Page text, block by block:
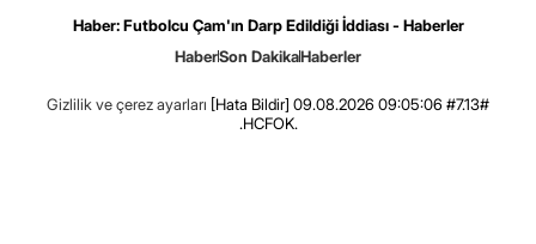
Haber: Futbolcu Çam'ın Darp Edildiği İddiası - Haberler
HaberSon DakikaHaberler
Gizlilik ve çerez ayarları [Hata Bildir] 09.08.2026 09:05:06 #7.13#
.HCFOK.